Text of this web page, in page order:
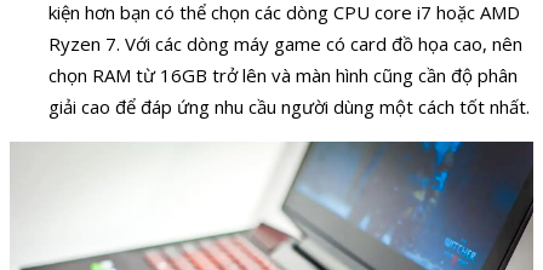
kiện hơn bạn có thể chọn các dòng CPU core i7 hoặc AMD
Ryzen 7. Với các dòng máy game có card đồ họa cao, nên
chọn RAM từ 16GB trở lên và màn hình cũng cần độ phân
giải cao để đáp ứng nhu cầu người dùng một cách tốt nhất.